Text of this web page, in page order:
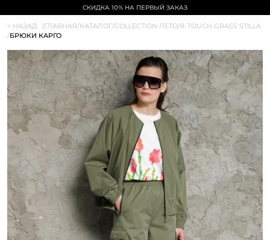
СКИДКА 10% НА ПЕРВЫЙ ЗАКАЗ
< НАЗАД |ГЛАВНАЯ/КАТАЛОГ/COLLECTION ЛЕТО/8. TOUCH GRASS STILLA
/БРЮКИ КАРГО